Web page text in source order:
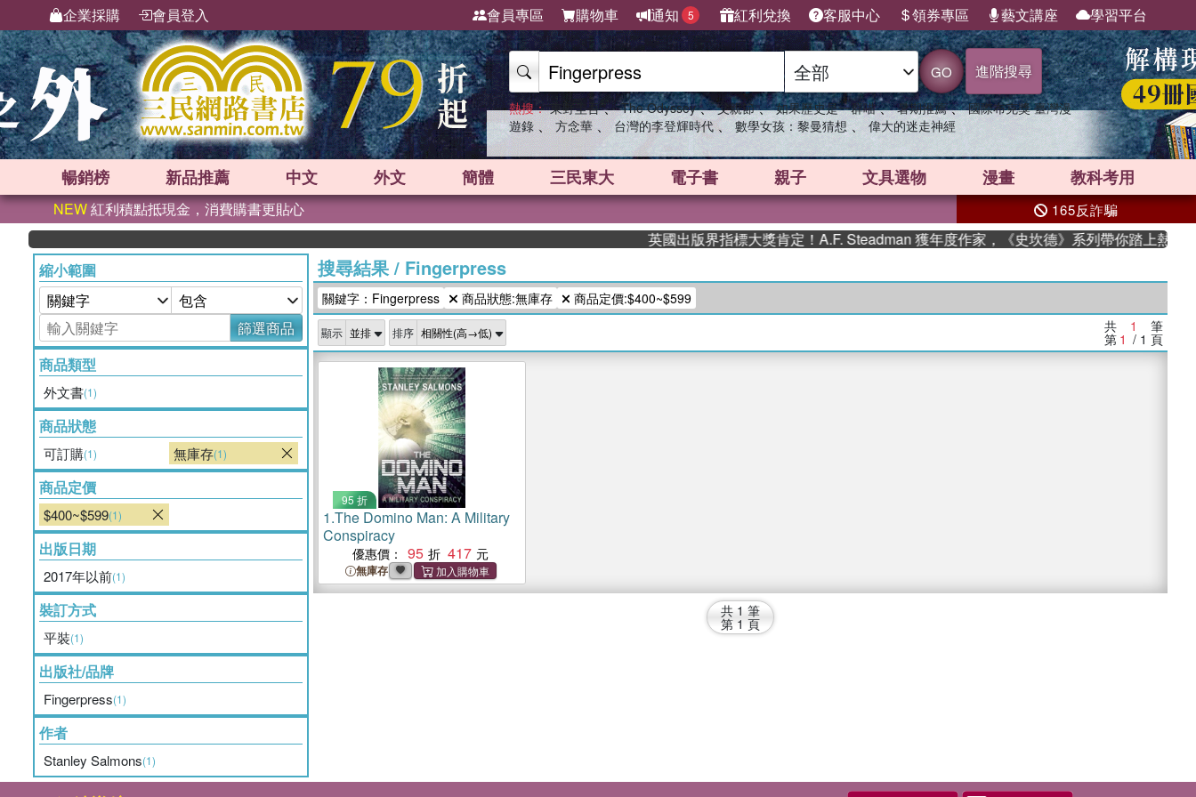
企業採購 會員登入 會員專區 購物車 通知 5 紅利兌換 客服中心 領券專區 藝文講座 學習平台
GO 進階搜尋
熱搜： 東野圭吾 、 The Odyssey 、 父親節 、 如果歷史是一群喵 、 暑期推薦 、 國際布克獎 臺灣漫
遊錄 、 方念華 、 台灣的李登輝時代 、 數學女孩：黎曼猜想 、 偉大的迷走神經
暢銷榜 新品推薦 中文 外文 簡體 三民東大 電子書 親子 文具選物 漫畫 教科考用
NEW紅利積點抵現金，消費購書更貼心 165反詐騙
英國出版界指標大獎肯定！A.F. Steadman 獲年度作家，《史坎德》系列帶你踏上熱血奇幻
縮小範圍
篩選商品
商品類型
外文書(1)
商品狀態
可訂購(1) 無庫存(1)
商品定價
$400~$599(1)
出版日期
2017年以前(1)
裝訂方式
平裝(1)
出版社/品牌
Fingerpress(1)
作者
Stanley Salmons(1)
搜尋結果/ Fingerpress
關鍵字：Fingerpress 商品狀態:無庫存 商品定價:$400~$599
顯示 排序 共 1 筆
第 1 / 1 頁
95 折
1.The Domino Man: A Military
Conspiracy
優惠價： 95 417
無庫存
共 1 筆
第 1 頁